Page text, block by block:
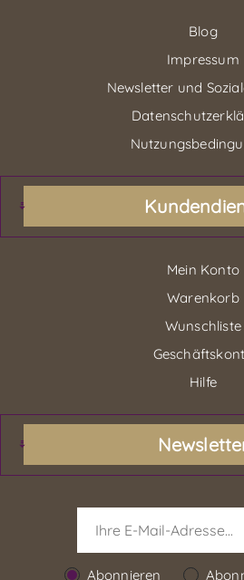
Blog
Impressum
Newsletter und
Mein Konto
Warenkorb
Wunschliste
Hilfe
Abonnieren